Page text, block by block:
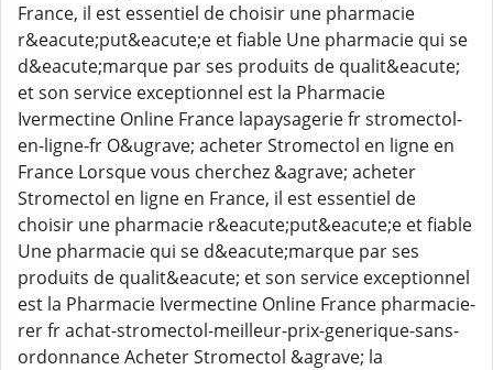
France, il est essentiel de choisir une pharmacie
r&eacute;put&eacute;e et fiable Une pharmacie qui se
d&eacute;marque par ses produits de qualit&eacute;
et son service exceptionnel est la Pharmacie
Ivermectine Online France lapaysagerie fr stromectol-
en-ligne-fr O&ugrave; acheter Stromectol en ligne en
France Lorsque vous cherchez &agrave; acheter
Stromectol en ligne en France, il est essentiel de
choisir une pharmacie r&eacute;put&eacute;e et fiable
Une pharmacie qui se d&eacute;marque par ses
produits de qualit&eacute; et son service exceptionnel
est la Pharmacie Ivermectine Online France pharmacie-
rer fr achat-stromectol-meilleur-prix-generique-sans-
ordonnance Acheter Stromectol &agrave; la